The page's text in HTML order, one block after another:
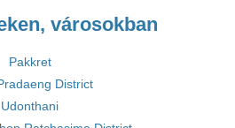
városokban
Pakkret
District
Udonthani